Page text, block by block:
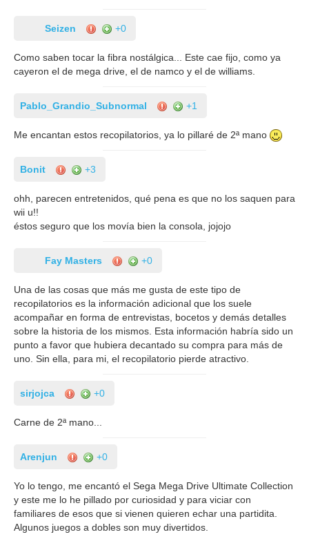
Seizen +0
Como saben tocar la fibra nostálgica... Este cae fijo, como ya
cayeron el de mega drive, el de namco y el de williams.
Pablo_Grandio_Subnormal +1
Me encantan estos recopilatorios, ya lo pillaré de 2ª mano
Bonit +3
ohh, parecen entretenidos, qué pena es que no los saquen para
wii u!!
éstos seguro que los movía bien la consola, jojojo
Fay Masters +0
Una de las cosas que más me gusta de este tipo de
recopilatorios es la información adicional que los suele
acompañar en forma de entrevistas, bocetos y demás detalles
sobre la historia de los mismos. Esta información habría sido un
punto a favor que hubiera decantado su compra para más de
uno. Sin ella, para mi, el recopilatorio pierde atractivo.
sirjojca +0
Carne de 2ª mano...
Arenjun +0
Yo lo tengo, me encantó el Sega Mega Drive Ultimate Collection
y este me lo he pillado por curiosidad y para viciar con
familiares de esos que si vienen quieren echar una partidita.
Algunos juegos a dobles son muy divertidos.